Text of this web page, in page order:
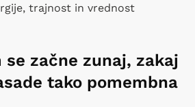
trajnost in vrednost
se začne zunaj, zakaj
tako pomembna